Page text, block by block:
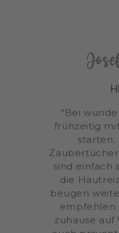
“Bei
frühzeitig
starten.
sind einfach
die
beugen
empfehlen
zuhause auf